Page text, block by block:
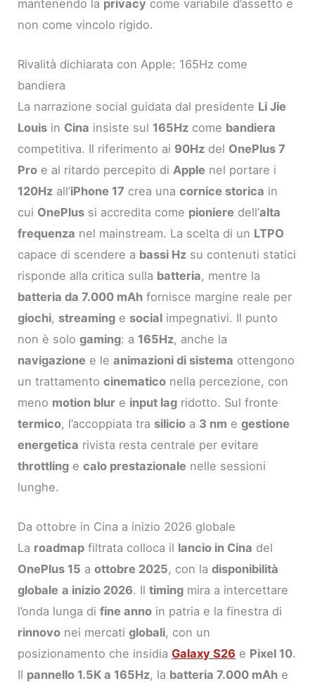
mantenendo la privacy come variabile d’assetto e
non come vincolo rigido.
Rivalità dichiarata con Apple: 165Hz come
bandiera
La narrazione social guidata dal presidente Li Jie
Louis in Cina insiste sul 165Hz come bandiera
competitiva. Il riferimento ai 90Hz del OnePlus 7
Pro e al ritardo percepito di Apple nel portare i
120Hz all’iPhone 17 crea unacornice storica in
cui OnePlus si accredita come pioniere dell’alta
frequenza nel mainstream. La scelta di un LTPO
capace di scendere a bassi Hz su contenuti statici
risponde alla critica sulla batteria, mentre la
batteria da 7.000 mAh fornisce margine reale per
giochi, streaming e social impegnativi. Il punto
non è sologaming: a 165Hz, anche la
navigazione e leanimazioni di sistema ottengono
un trattamentocinematico nella percezione, con
meno motion blur e input lag ridotto. Sul fronte
termico, l’accoppiata tra silicio a 3 nm egestione
energetica rivista resta centrale per evitare
throttling ecalo prestazionale nelle sessioni
lunghe.
Da ottobre in Cina a inizio 2026 globale
La roadmap filtrata colloca il lancio in Cina del
OnePlus 15 aottobre 2025, con ladisponibilità
globale a inizio 2026. Iltiming mira a intercettare
l’onda lunga difine anno in patria e la finestra di
rinnovo nei mercatiglobali, con un
posizionamento che insidiaGalaxy S26 e Pixel 10.
Il pannello 1.5K a 165Hz, la batteria 7.000 mAh e